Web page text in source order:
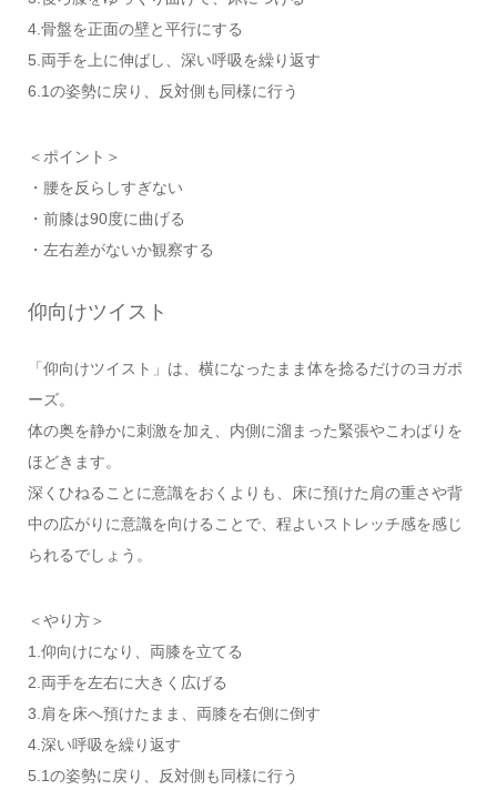
4.骨盤を正面の壁と平行にする
5.両手を上に伸ばし、深い呼吸を繰り返す
6.1の姿勢に戻り、反対側も同様に行う
＜ポイント＞
・腰を反らしすぎない
・前膝は90度に曲げる
・左右差がないか観察する
仰向けツイスト
「仰向けツイスト」は、横になったまま体を捻るだけのヨガポ
ーズ。
体の奥を静かに刺激を加え、内側に溜まった緊張やこわばりを
ほどきます。
深くひねることに意識をおくよりも、床に預けた肩の重さや背
中の広がりに意識を向けることで、程よいストレッチ感を感じ
られるでしょう。
＜やり方＞
1.仰向けになり、両膝を立てる
2.両手を左右に大きく広げる
3.肩を床へ預けたまま、両膝を右側に倒す
4.深い呼吸を繰り返す
5.1の姿勢に戻り、反対側も同様に行う